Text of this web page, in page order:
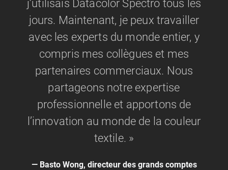
j’utilisais Datacolor Spectro tous les
jours. Maintenant, je peux travailler
avec les experts du monde entier, y
compris mes collègues et mes
partenaires commerciaux. Nous
partageons notre expertise
professionnelle et apportons de
l’innovation au monde de la couleur
textile. »
Basto Wong, directeur des grands comptes